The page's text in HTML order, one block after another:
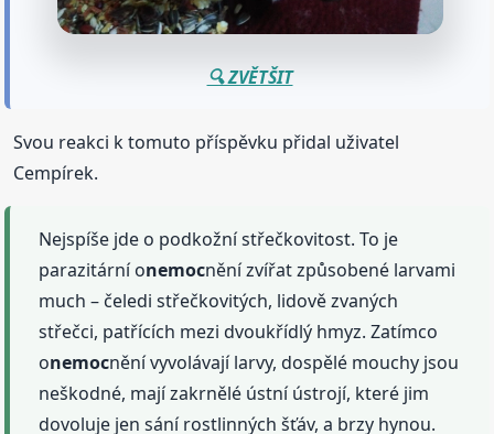
🔍 ZVĚTŠIT
Svou reakci k tomuto příspěvku přidal uživatel
Cempírek.
Nejspíše jde o podkožní střečkovitost. To je
parazitární onemocnění zvířat způsobené larvami
much – čeledi střečkovitých, lidově zvaných
střečci, patřících mezi dvoukřídlý hmyz. Zatímco
onemocnění vyvolávají larvy, dospělé mouchy jsou
neškodné, mají zakrnělé ústní ústrojí, které jim
dovoluje jen sání rostlinných šťáv, a brzy hynou.